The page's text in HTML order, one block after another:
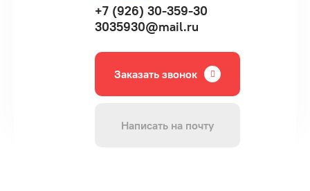
+7 (926) 30-359-30
3035930@mail.ru
Заказать звонок
Написать на почту